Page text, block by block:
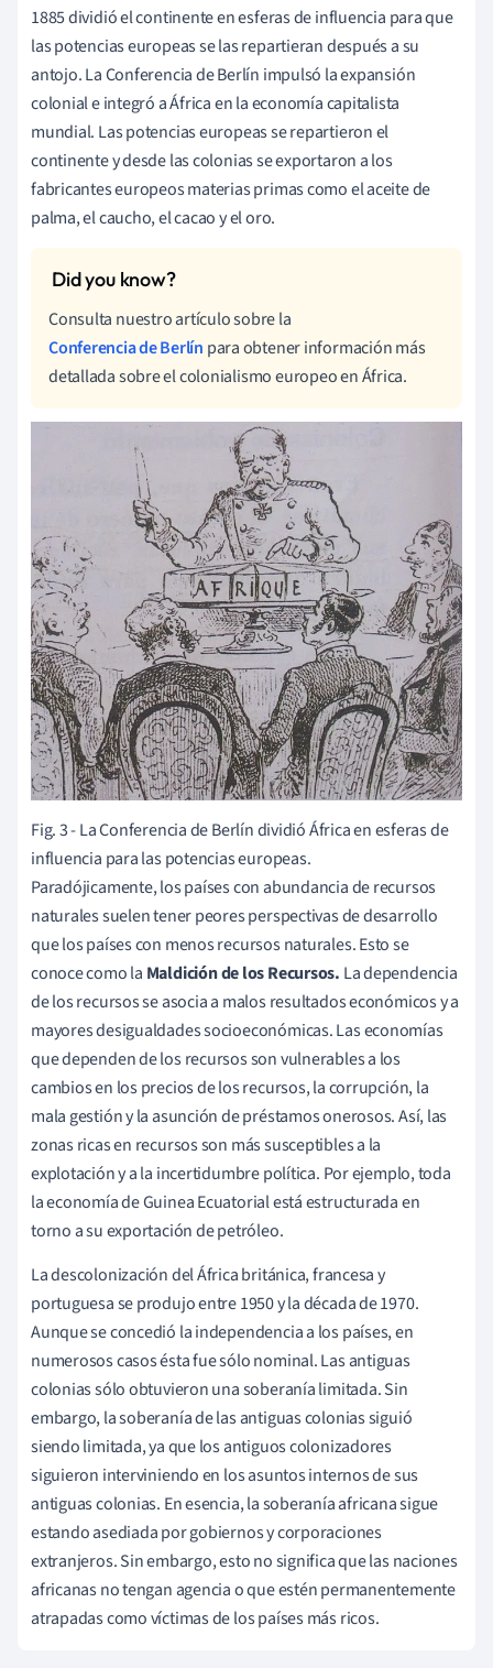
1885 dividió el continente en esferas de influencia para que
las potencias europeas se las repartieran después a su
antojo. La Conferencia de Berlín impulsó la expansión
colonial e integró a África en la economía capitalista
mundial. Las potencias europeas se repartieron el
continente y desde las colonias se exportaron a los
fabricantes europeos materias primas como el aceite de
palma, el caucho, el cacao y el oro.
Consulta nuestro artículo sobre la
Conferencia de Berlín para obtener información más
detallada sobre el colonialismo europeo en África.
Fig. 3 - La Conferencia de Berlín dividió África en esferas de
influencia para las potencias europeas.
Paradójicamente, los países con abundancia de recursos
naturales suelen tener peores perspectivas de desarrollo
que los países con menos recursos naturales. Esto se
conoce como la Maldición de los Recursos. La dependencia
de los recursos se asocia a malos resultados económicos y a
mayores desigualdades socioeconómicas. Las economías
que dependen de los recursos son vulnerables a los
cambios en los precios de los recursos, la corrupción, la
mala gestión y la asunción de préstamos onerosos. Así, las
zonas ricas en recursos son más susceptibles a la
explotación y a la incertidumbre política. Por ejemplo, toda
la economía de Guinea Ecuatorial está estructurada en
torno a su exportación de petróleo.
La descolonización del África británica, francesa y
portuguesa se produjo entre 1950 y la década de 1970.
Aunque se concedió la independencia a los países, en
numerosos casos ésta fue sólo nominal. Las antiguas
colonias sólo obtuvieron una soberanía limitada. Sin
embargo, la soberanía de las antiguas colonias siguió
siendo limitada, ya que los antiguos colonizadores
siguieron interviniendo en los asuntos internos de sus
antiguas colonias. En esencia, la soberanía africana sigue
estando asediada por gobiernos y corporaciones
extranjeros. Sin embargo, esto no significa que las naciones
africanas no tengan agencia o que estén permanentemente
atrapadas como víctimas de los países más ricos.